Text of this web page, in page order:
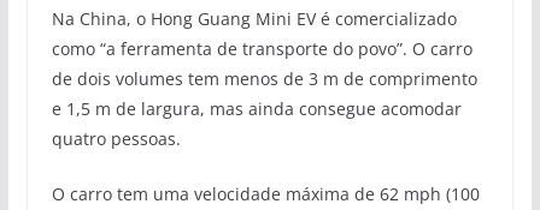
Na China, o Hong Guang Mini EV é comercializado
como “a ferramenta de transporte do povo”. O carro
de dois volumes tem menos de 3 m de comprimento
e 1,5 m de largura, mas ainda consegue acomodar
quatro pessoas.
O carro tem uma velocidade máxima de 62 mph (100